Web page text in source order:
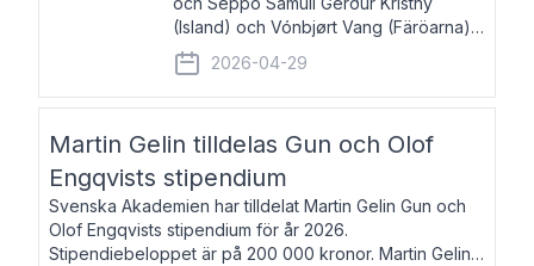
(Island) och Vónbjørt Vang (Färöarna)
läser ur sina verk och samtalar med
John Swedenmark. De läser upp på
färöiska, isländska och svenska och
2026-04-29
Martin Gelin tilldelas Gun och Olof
Engqvists stipendium
Svenska Akademien har tilldelat Martin Gelin Gun och
Olof Engqvists stipendium för år 2026.
Stipendiebeloppet är på 200 000 kronor. Martin Gelin,